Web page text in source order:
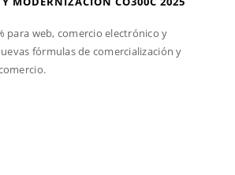
para web, comercio electrónico y
fórmulas de comercialización y